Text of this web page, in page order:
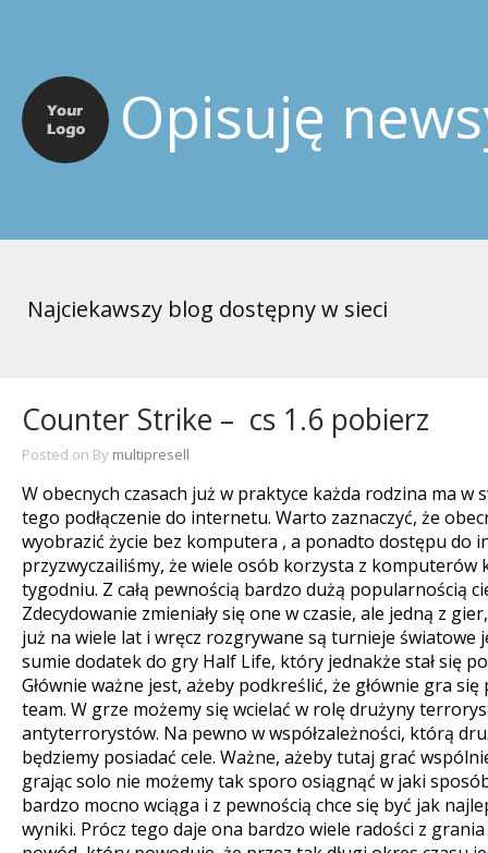
Opisuję
Najciekawszy blog dostępny w sieci
Counter Strike –  cs 1.6 pobierz
Posted on By multipresell
W obecnych czasach już w praktyce każda rodzina ma
tego podłączenie do internetu. Warto zaznaczyć, że
wyobrazić życie bez komputera , a ponadto dostępu do
przyzwyczailiśmy, że wiele osób korzysta z komputerów
tygodniu. Z całą pewnością bardzo dużą popularnością
Zdecydowanie zmieniały się one w czasie, ale jedną z
już na wiele lat i wręcz rozgrywane są turnieje światowe
sumie dodatek do gry Half Life, który jednakże stał się
Głównie ważne jest, ażeby podkreślić, że głównie gra
team. W grze możemy się wcielać w rolę drużyny
antyterrorystów. Na pewno w współzależności, którą
będziemy posiadać cele. Ważne, ażeby tutaj grać
grając solo nie możemy tak sporo osiągnąć w jaki
bardzo mocno wciąga i z pewnością chce się być jak
wyniki. Prócz tego daje ona bardzo wiele radości z